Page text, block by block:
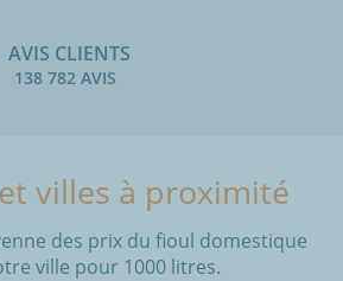
AVIS CLIENTS
138 782 AVIS
villes à proximité
des prix du fioul domestique
ville pour 1000 litres.